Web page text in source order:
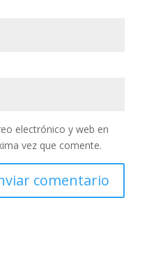
electrónico y web en
vez que comente.